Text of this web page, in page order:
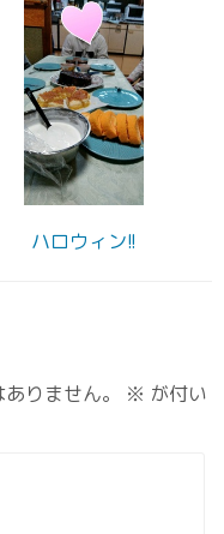
ハロウィン!!
りません。 ※ が付い